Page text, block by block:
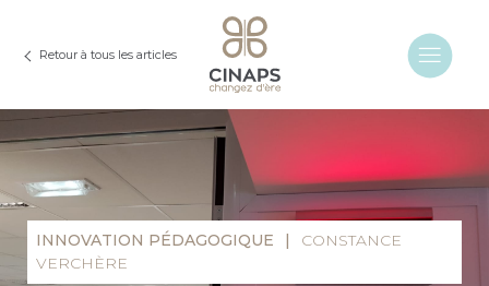
Retour à tous les articles
INNOVATION PÉDAGOGIQUE |
CONSTANCE
VERCHÈRE